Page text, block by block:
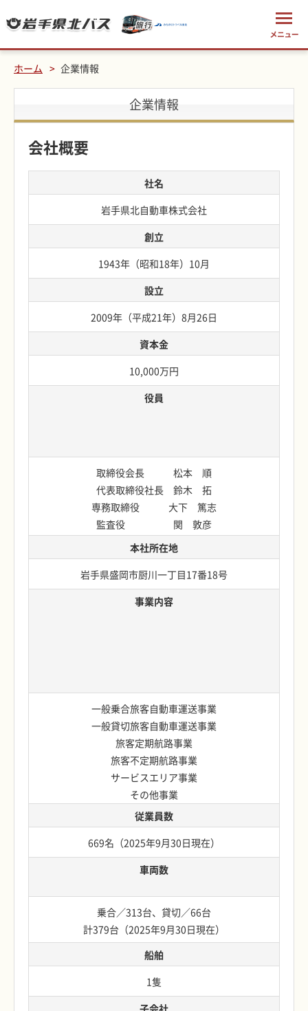
ホーム 企業情報
企業情報
会社概要
社名
岩手県北自動車株式会社
創立
1943年（昭和18年）10月
設立
2009年（平成21年）8月26日
資本金
10,000万円
役員
取締役会長 松本 順
代表取締役社長 鈴木 拓
専務取締役 大下 篤志
監査役 関 敦彦
本社所在地
岩手県盛岡市厨川一丁目17番18号
事業内容
一般乗合旅客自動車運送事業
一般貸切旅客自動車運送事業
旅客定期航路事業
旅客不定期航路事業
サービスエリア事業
その他事業
従業員数
669名（2025年9月30日現在）
車両数
乗合／313台、貸切／66台
計379台（2025年9月30日現在）
船舶
1隻
子会社